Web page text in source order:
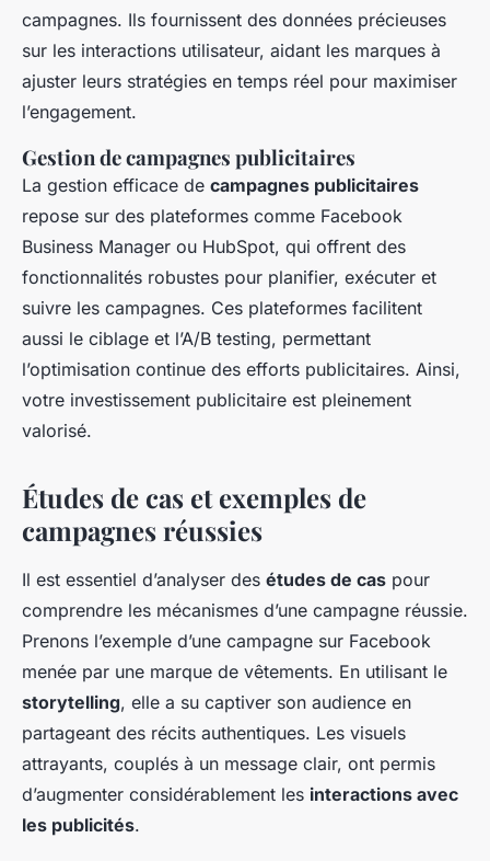
campagnes. Ils fournissent des données précieuses
sur les interactions utilisateur, aidant les marques à
ajuster leurs stratégies en temps réel pour maximiser
l’engagement.
Gestion de campagnes publicitaires
La gestion efficace de campagnes publicitaires
repose sur des plateformes comme Facebook
Business Manager ou HubSpot, qui offrent des
fonctionnalités robustes pour planifier, exécuter et
suivre les campagnes. Ces plateformes facilitent
aussi le ciblage et l’A/B testing, permettant
l’optimisation continue des efforts publicitaires. Ainsi,
votre investissement publicitaire est pleinement
valorisé.
Études de cas et exemples de
campagnes réussies
Il est essentiel d’analyser des études de cas pour
comprendre les mécanismes d’une campagne réussie.
Prenons l’exemple d’une campagne sur Facebook
menée par une marque de vêtements. En utilisant le
storytelling, elle a su captiver son audience en
partageant des récits authentiques. Les visuels
attrayants, couplés à un message clair, ont permis
d’augmenter considérablement les interactions avec
les publicités.